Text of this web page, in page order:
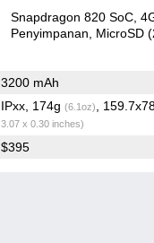
Snapdragon 820 SoC
Penyimpanan
MicroSD
3200 mAh
IPxx, 174g (6.1oz) ,
3.07 x 0.30 inches)
$395